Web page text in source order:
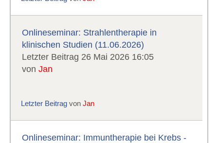
Onlineseminar: Strahlentherapie in
klinischen Studien (11.06.2026)
Letzter Beitrag 26 Mai 2026 16:05
vonJan
Letzter Beitrag vonJan
Onlineseminar: Immuntherapie bei Krebs -